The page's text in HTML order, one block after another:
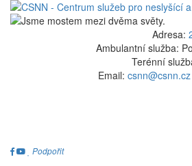
Adresa:
Ambulantní služba:
Terénní
Email: csnn@csnn.cz
Podpořit